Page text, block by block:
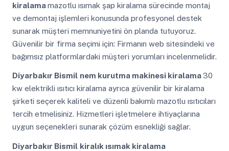
kiralamamazotlu ısımak şap kiralama sürecinde montaj
ve demontaj işlemleri konusunda profesyonel destek
sunarak müşteri memnuniyetini ön planda tutuyoruz.
Güvenilir bir firma seçimi için: Firmanın web sitesindeki ve
bağımsız platformlardaki müşteri yorumları incelenmelidir.
Diyarbakır Bismil nem kurutma makinesi kiralama30
kw elektrikli ısıtıcı kiralama ayrıca güvenilir bir kiralama
şirketi seçerek kaliteli ve düzenli bakımlı mazotlu ısıtıcıları
tercih etmelisiniz. Hizmetleri işletmelere ihtiyaçlarına
uygun seçenekleri sunarak çözüm esnekliği sağlar.
Diyarbakır Bismil kiralık ısımak kiralama